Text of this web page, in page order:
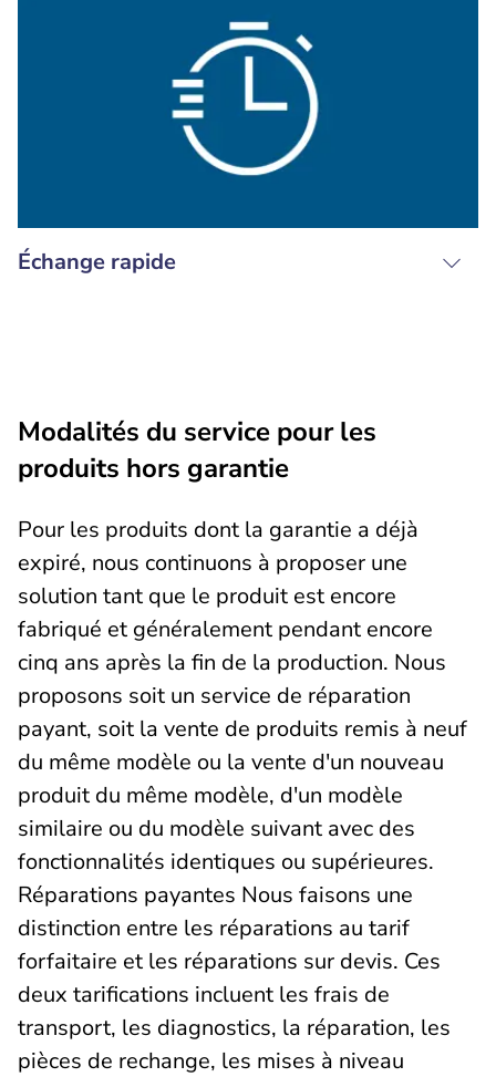
Échange rapide
Modalités du service pour les
produits hors garantie
Pour les produits dont la garantie a déjà
expiré, nous continuons à proposer une
solution tant que le produit est encore
fabriqué et généralement pendant encore
cinq ans après la fin de la production. Nous
proposons soit un service de réparation
payant, soit la vente de produits remis à neuf
du même modèle ou la vente d'un nouveau
produit du même modèle, d'un modèle
similaire ou du modèle suivant avec des
fonctionnalités identiques ou supérieures.
Réparations payantes Nous faisons une
distinction entre les réparations au tarif
forfaitaire et les réparations sur devis. Ces
deux tarifications incluent les frais de
transport, les diagnostics, la réparation, les
pièces de rechange, les mises à niveau